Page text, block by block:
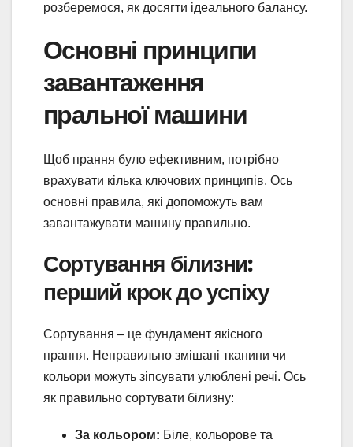
розберемося, як досягти ідеального балансу.
Основні принципи
завантаження
пральної машини
Щоб прання було ефективним, потрібно
врахувати кілька ключових принципів. Ось
основні правила, які допоможуть вам
завантажувати машину правильно.
Сортування білизни:
перший крок до успіху
Сортування – це фундамент якісного
прання. Неправильно змішані тканини чи
кольори можуть зіпсувати улюблені речі. Ось
як правильно сортувати білизну:
За кольором: Біле, кольорове та